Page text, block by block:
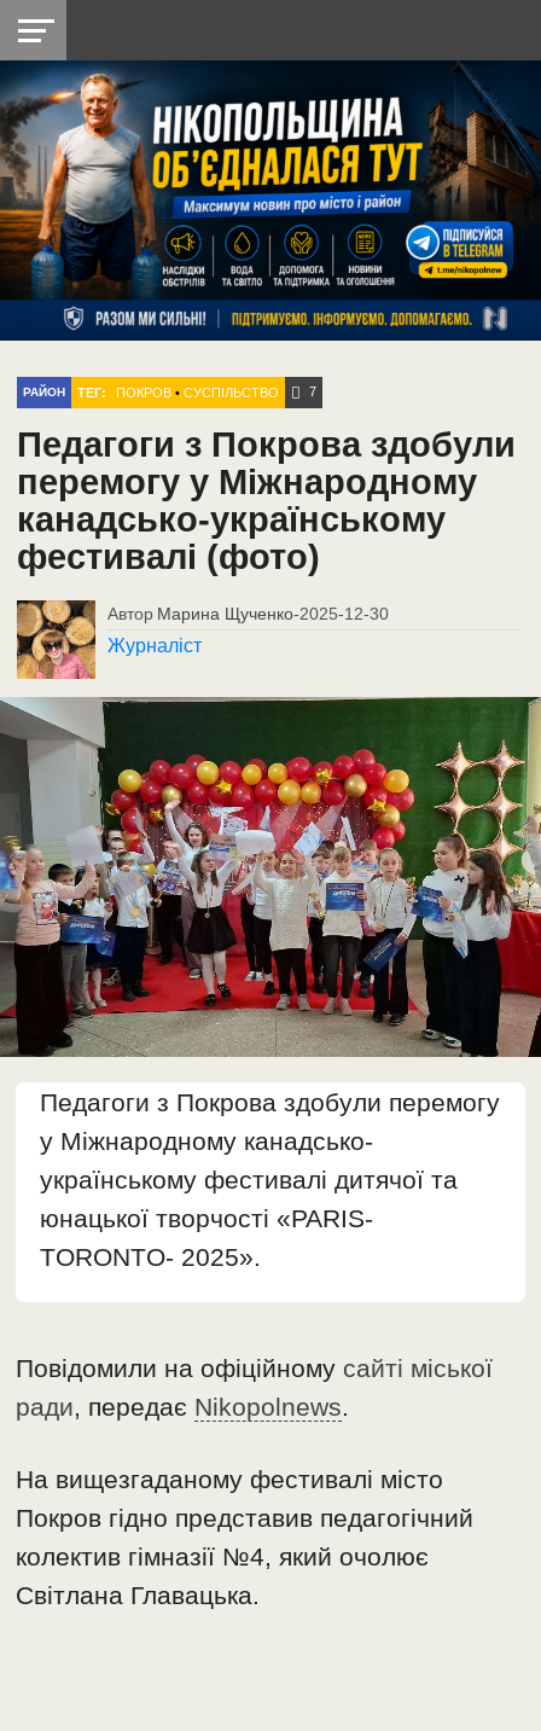
НІКОПОЛЬ
РАЙОН
СІЧЕСЛАВСЬКА
УКРАЇНА
РЕТРО
НІКОПОЛЬ
ЛАЙТ
УКРАЇНА
ДОПОМОГА
РАДІО
РАЙОН ТЕГ: ПОКРОВ •СУСПІЛЬСТВО 7
Педагоги з Покрова здобули
перемогу у Міжнародному
канадсько-українському
фестивалі (фото)
Автор Марина Щученко-2025-12-30
Журналіст
Педагоги з Покрова здобули перемогу
у Міжнародному канадсько-
українському фестивалі дитячої та
юнацької творчості «PARIS-
TORONTO- 2025».
Повідомили на офіційному сайті міської
ради, передає Nikopolnews.
На вищезгаданому фестивалі місто
Покров гідно представив педагогічний
колектив гімназії №4, який очолює
Світлана Главацька.